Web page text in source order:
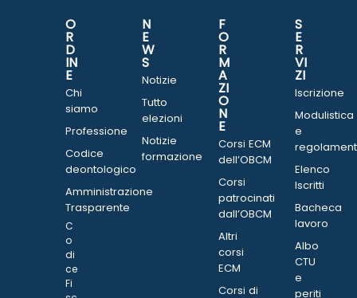
O
R
D
IN
E
Chi
siamo
Professione
Codice
deontologico
Amministrazione
Trasparente
C
o
di
ce
Fi
N
E
W
S
Notizie
Tutto
elezioni
Notizie
formazione
F
O
R
M
A
ZI
O
N
E
Corsi ECM
dell’OBCM
Corsi
patrocinati
dall’OBCM
Altri
corsi
ECM
Corsi di
S
E
R
VI
ZI
Iscrizione
Modulistica
e
Elenco
Iscritti
Bacheca
lavoro
Albo
CTU
e
periti